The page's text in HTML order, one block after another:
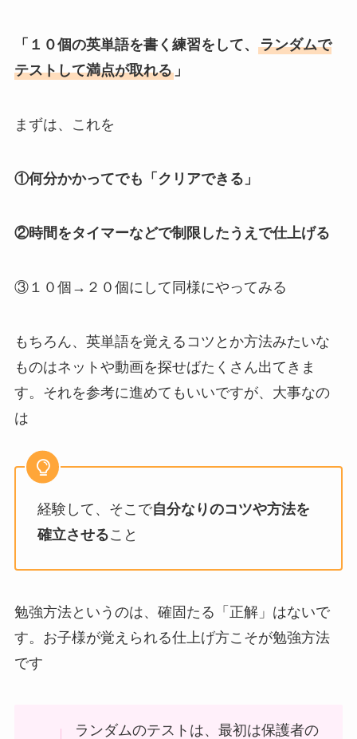
「１０個の英単語を書く練習をして、 ランダムで
テストして満点が取れる」
まずは、これを
①何分かかってでも「クリアできる」
②時間をタイマーなどで制限したうえで仕上げる
③１０個→２０個にして同様にやってみる
もちろん、英単語を覚えるコツとか方法みたいな
ものはネットや動画を探せばたくさん出てきま
す。それを参考に進めてもいいですが、大事なの
は
経験して、そこで自分なりのコツや方法を
確立させること
勉強方法というのは、確固たる「正解」はないで
す。お子様が覚えられる仕上げ方こそが勉強方法
です
ランダムのテストは、最初は保護者の